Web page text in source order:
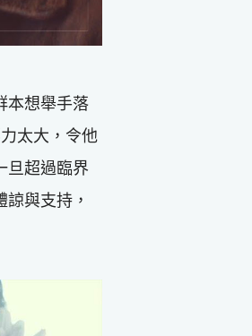
本想舉手落
太大，令他
旦超過臨界
與支持，